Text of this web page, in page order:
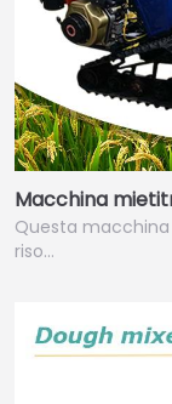
Macchina
Questa
riso…